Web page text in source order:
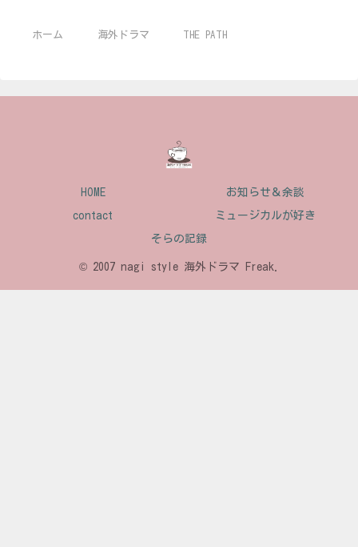
ホーム 海外ドラマ THE PATH
HOME お知らせ＆余談
contact ミュージカルが好き
そらの記録
© 2007 nagi style 海外ドラマ Freak.